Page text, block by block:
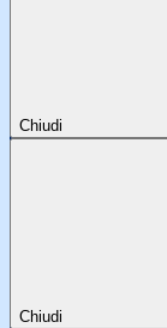
Chiudi
Chiudi